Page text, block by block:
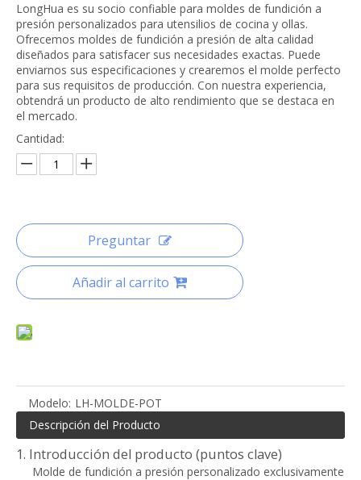
LongHua es su socio confiable para moldes de fundición a
presión personalizados para utensilios de cocina y ollas.
Ofrecemos moldes de fundición a presión de alta calidad
diseñados para satisfacer sus necesidades exactas. Puede
enviarnos sus especificaciones y crearemos el molde perfecto
para sus requisitos de producción. Con nuestra experiencia,
obtendrá un producto de alto rendimiento que se destaca en
el mercado.
Cantidad:
Preguntar
Añadir al carrito
Modelo: LH-MOLDE-POT
Descripción del Producto
1. Introducción del producto (puntos clave)
Molde de fundición a presión personalizado exclusivamente